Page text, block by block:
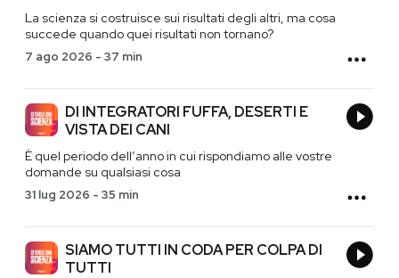
La scienza si costruisce sui risultati degli altri, ma cosa
succede quando quei risultati non tornano?
7 ago 2026 - 37 min
DI INTEGRATORI FUFFA, DESERTI E
VISTA DEI CANI
È quel periodo dell’anno in cui rispondiamo alle vostre
domande su qualsiasi cosa
31 lug 2026 - 35 min
SIAMO TUTTI IN CODA PER COLPA DI
TUTTI